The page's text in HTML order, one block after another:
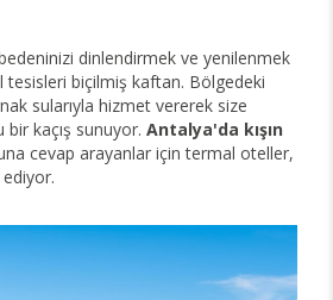
dinlendirmek ve yenilenmek
tesisleri biçilmiş kaftan. Bölgedeki
sularıyla hizmet vererek size
kaçış sunuyor. Antalya'da kışın
cevap arayanlar için termal oteller,